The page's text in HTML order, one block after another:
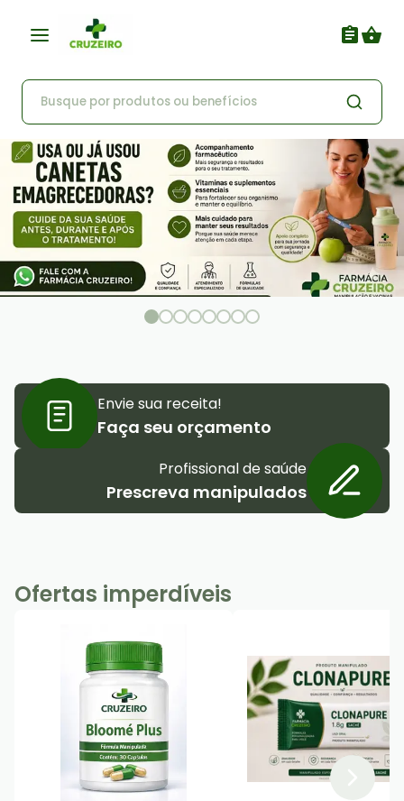
Envie sua receita!
Faça seu orçamento
Profissional de saúde
Prescreva manipulados
Ofertas imperdíveis